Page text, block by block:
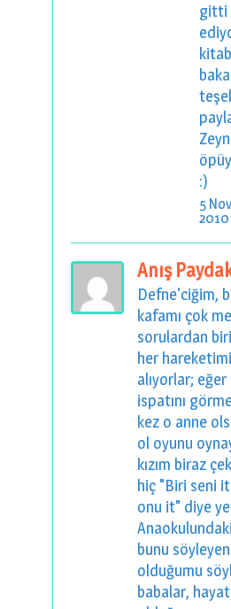
gitti
:)
5
Anış
Defne'ciğim,
kafamı çok
sorulardan
her
alıyorlar;
ispatını
kez o anne
ol oyunu
kızım biraz
hiç "Biri seni
onu it" diye
bunu
olduğumu
babalar,